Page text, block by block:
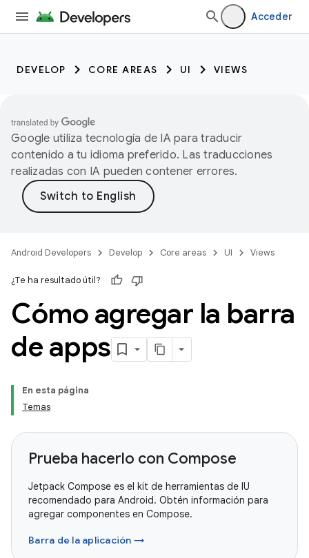
Acceder
DEVELOP CORE AREAS UI VIEWS
Google utiliza tecnología de IA para traducir
contenido a tu idioma preferido. Las traducciones
realizadas con IA pueden contener errores.
Android Developers Develop Core areas UI Views
¿Te ha resultado útil?
Cómo agregar la barra
de apps
En esta página
Temas
Prueba hacerlo con Compose
Jetpack Compose es el kit de herramientas de IU
recomendado para Android. Obtén información para
agregar componentes en Compose.
Barra de la aplicación →